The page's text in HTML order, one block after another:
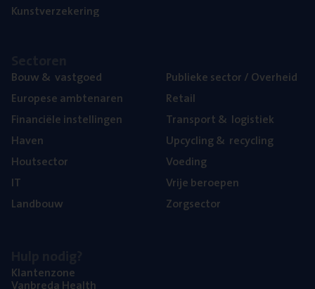
Kunst­ver­ze­ke­ring
Bouw& vastgoed
Euro­pe­se ambtenaren
Finan­ci­ë­le instellingen
Haven
Hout­sec­tor
IT
Land­bouw
Publie­ke sec­tor / Overheid
Retail
Trans­port& logistiek
Upcy­cling& recycling
Voe­ding
Vrije beroe­pen
Zorg­sec­tor
Klan­ten­zo­ne
Van­b­re­da Health